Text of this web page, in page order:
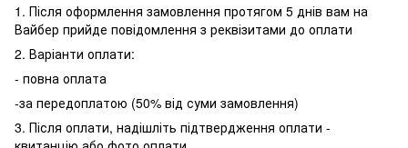
1. Після оформлення замовлення протягом 5 днів вам на
Вайбер прийде повідомлення з реквізитами до оплати
2. Варіанти оплати:
- повна оплата
-за передоплатою (50% від суми замовлення)
3. Після оплати, надішліть підтвердження оплати -